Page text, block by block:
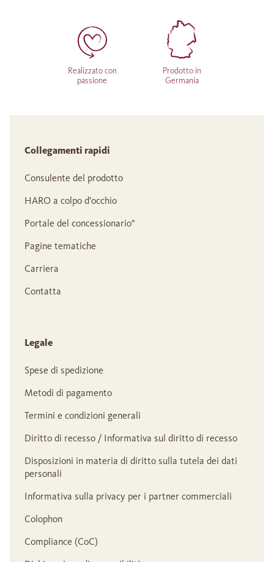
Realizzato con
passione
Prodotto in
Germania
Collegamenti rapidi
Consulente del prodotto
HARO a colpo d'occhio
Portale del concessionario°
Pagine tematiche
Carriera
Contatta
Legale
Spese di spedizione
Metodi di pagamento
Termini e condizioni generali
Diritto di recesso / Informativa sul diritto di recesso
Disposizioni in materia di diritto sulla tutela dei dati
personali
Informativa sulla privacy per i partner commerciali
Colophon
Compliance (CoC)